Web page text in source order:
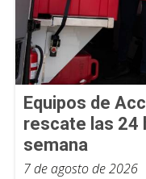
Equipos de
rescate las 24
semana
7 de agosto de 2026